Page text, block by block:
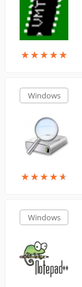
★★★★★
★★★★★
Windows
★★★★★
★★★★★
Windows